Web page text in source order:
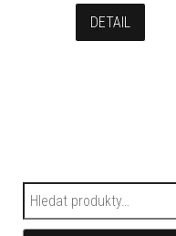
DETAIL
Hledat: